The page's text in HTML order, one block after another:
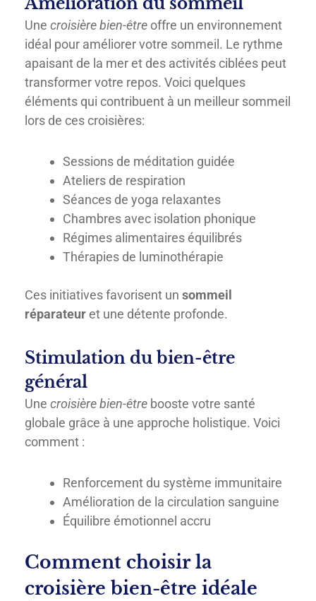
Une croisière bien-être offre un environnement
idéal pour améliorer votre sommeil. Le rythme
apaisant de la mer et des activités ciblées peut
transformer votre repos. Voici quelques
éléments qui contribuent à un meilleur sommeil
lors de ces croisières:
Sessions de méditation guidée
Ateliers de respiration
Séances de yoga relaxantes
Chambres avec isolation phonique
Régimes alimentaires équilibrés
Thérapies de luminothérapie
Ces initiatives favorisent un sommeil
réparateuret une détente profonde.
Stimulation du bien-être
général
Une croisière bien-être booste votre santé
globale grâce à une approche holistique. Voici
comment :
Renforcement du système immunitaire
Amélioration de la circulation sanguine
Équilibre émotionnel accru
Comment choisir la
croisière bien-être idéale